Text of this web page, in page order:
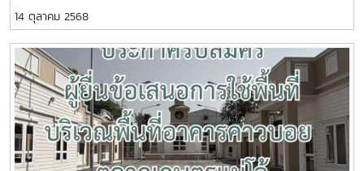
พระเทพรัตนราชสุดาฯ สยามบรมราชกุมารี ระหว่างวันที่ 4-10
พฤศจิกายน 2568รายละเอียดการสมัคร รับสมัครตั้งแต่บัดนี้ไป
จนถึง วันพุธ ที่ 15 ตุลาคม 2568 เวลา 12.00 น.รายละเอียดเพิ่ม
เติม อ่านรายละเอียดให้ครบถ้วนก่อนทำการสมัคร คลิกกรอกแบบ
ฟอร์มเพื่อทำการสมัคร คลิกติดต่อสอบถามได้ที่เบอร์ 053 875
690-2 , 0 5387 5695#อพสธ #แม่โจ้ #มหาวิทยาลัยแห่งชีวิต
#MaejoUniversity #กองบริหารงานทรัพย์สินและกิจการพิเศษ
มหาวิทยาลัยแม่โจ้
14 ตุลาคม 2568